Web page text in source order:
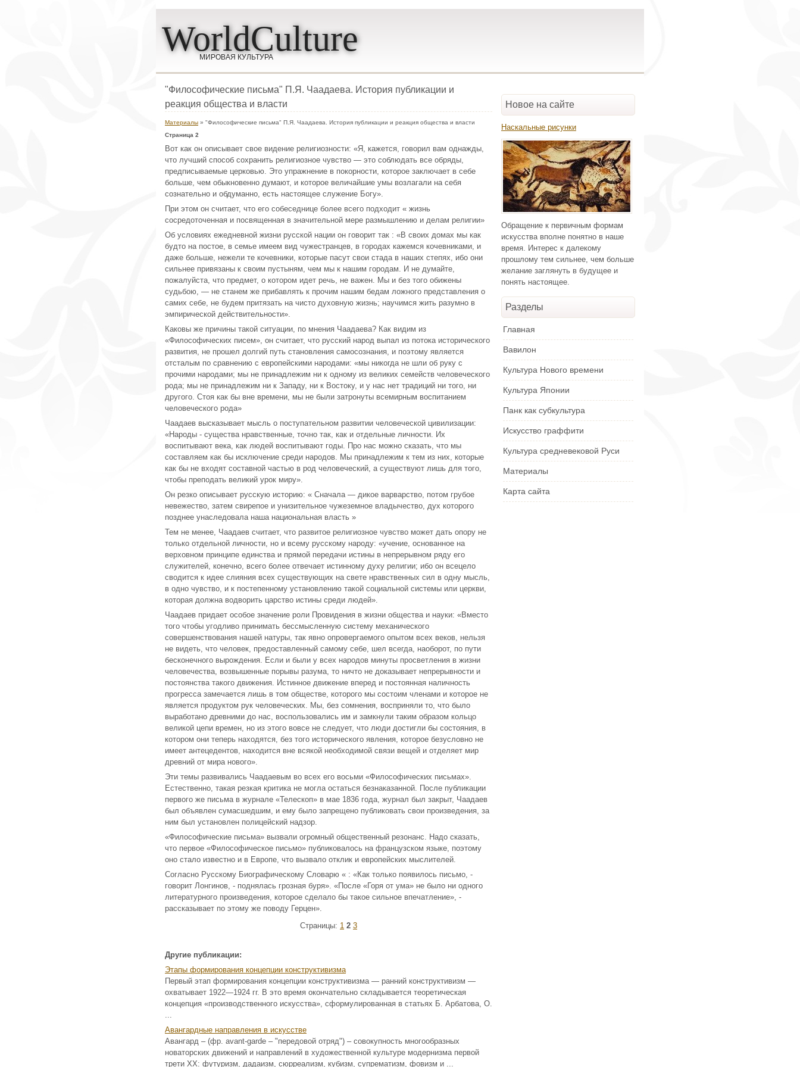
WorldCulture
МИРОВАЯ КУЛЬТУРА
"Философические письма" П.Я. Чаадаева. История публикации и
реакция общества и власти
Материалы » "Философические письма" П.Я. Чаадаева. История публикации и реакция общества и власти
Страница 2
Вот как он описывает свое видение религиозности: «Я, кажется, говорил вам однажды,
что лучший способ сохранить религиозное чувство — это соблюдать все обряды,
предписываемые церковью. Это упражнение в покорности, которое заключает в себе
больше, чем обыкновенно думают, и которое величайшие умы возлагали на себя
сознательно и обдуманно, есть настоящее служение Богу».
При этом он считает, что его собеседнице более всего подходит « жизнь
сосредоточенная и посвященная в значительной мере размышлению и делам религии»
Об условиях ежедневной жизни русской нации он говорит так : «В своих домах мы как
будто на постое, в семье имеем вид чужестранцев, в городах кажемся кочевниками, и
даже больше, нежели те кочевники, которые пасут свои стада в наших степях, ибо они
сильнее привязаны к своим пустыням, чем мы к нашим городам. И не думайте,
пожалуйста, что предмет, о котором идет речь, не важен. Мы и без того обижены
судьбою, — не станем же прибавлять к прочим нашим бедам ложного представления о
самих себе, не будем притязать на чисто духовную жизнь; научимся жить разумно в
эмпирической действительности».
Каковы же причины такой ситуации, по мнения Чаадаева? Как видим из
«Философических писем», он считает, что русский народ выпал из потока исторического
развития, не прошел долгий путь становления самосознания, и поэтому является
отсталым по сравнению с европейскими народами: «мы никогда не шли об руку с
прочими народами; мы не принадлежим ни к одному из великих семейств человеческого
рода; мы не принадлежим ни к Западу, ни к Востоку, и у нас нет традиций ни того, ни
другого. Стоя как бы вне времени, мы не были затронуты всемирным воспитанием
человеческого рода»
Чаадаев высказывает мысль о поступательном развитии человеческой цивилизации:
«Народы - существа нравственные, точно так, как и отдельные личности. Их
воспитывают века, как людей воспитывают годы. Про нас можно сказать, что мы
составляем как бы исключение среди народов. Мы принадлежим к тем из них, которые
как бы не входят составной частью в род человеческий, а существуют лишь для того,
чтобы преподать великий урок миру».
Он резко описывает русскую историю: « Сначала — дикое варварство, потом грубое
невежество, затем свирепое и унизительное чужеземное владычество, дух которого
позднее унаследовала наша национальная власть »
Тем не менее, Чаадаев считает, что развитое религиозное чувство может дать опору не
только отдельной личности, но и всему русскому народу: «учение, основанное на
верховном принципе единства и прямой передачи истины в непрерывном ряду его
служителей, конечно, всего более отвечает истинному духу религии; ибо он всецело
сводится к идее слияния всех существующих на свете нравственных сил в одну мысль,
в одно чувство, и к постепенному установлению такой социальной системы или церкви,
которая должна водворить царство истины среди людей».
Чаадаев придает особое значение роли Провидения в жизни общества и науки: «Вместо
того чтобы угодливо принимать бессмысленную систему механического
совершенствования нашей натуры, так явно опровергаемого опытом всех веков, нельзя
не видеть, что человек, предоставленный самому себе, шел всегда, наоборот, по пути
бесконечного вырождения. Если и были у всех народов минуты просветления в жизни
человечества, возвышенные порывы разума, то ничто не доказывает непрерывности и
постоянства такого движения. Истинное движение вперед и постоянная наличность
прогресса замечается лишь в том обществе, которого мы состоим членами и которое не
является продуктом рук человеческих. Мы, без сомнения, восприняли то, что было
выработано древними до нас, воспользовались им и замкнули таким образом кольцо
великой цепи времен, но из этого вовсе не следует, что люди достигли бы состояния, в
котором они теперь находятся, без того исторического явления, которое безусловно не
имеет антецедентов, находится вне всякой необходимой связи вещей и отделяет мир
древний от мира нового».
Эти темы развивались Чаадаевым во всех его восьми «Философических письмах».
Естественно, такая резкая критика не могла остаться безнаказанной. После публикации
первого же письма в журнале «Телескоп» в мае 1836 года, журнал был закрыт, Чаадаев
был объявлен сумасшедшим, и ему было запрещено публиковать свои произведения, за
ним был установлен полицейский надзор.
«Философические письма» вызвали огромный общественный резонанс. Надо сказать,
что первое «Философическое письмо» публиковалось на французском языке, поэтому
оно стало известно и в Европе, что вызвало отклик и европейских мыслителей.
Согласно Русскому Биографическому Словарю « : «Как только появилось письмо, -
говорит Лонгинов, - поднялась грозная буря». «После «Горя от ума» не было ни одного
литературного произведения, которое сделало бы такое сильное впечатление», -
рассказывает по этому же поводу Герцен».
Страницы: 1 2 3
Другие публикации:
Этапы формирования концепции конструктивизма
Первый этап формирования концепции конструктивизма — ранний конструктивизм —
охватывает 1922—1924 гг. В это время окончательно складывается теоретическая
концепция «производственного искусства», сформулированная в статьях Б. Арбатова, О.
...
Авангардные направления в искусстве
Авангард – (фр. аvant-garde – "передовой отряд") – совокупность многообразных
новаторских движений и направлений в художественной культуре модернизма первой
трети XX: футуризм, дадаизм, сюрреализм, кубизм, супрематизм, фовизм и ...
Новое на сайте
Наскальные рисунки
Обращение к первичным формам
искусства вполне понятно в наше
время. Интерес к далекому
прошлому тем сильнее, чем больше
желание заглянуть в будущее и
понять настоящее.
Разделы
Главная
Вавилон
Культура Нового времени
Культура Японии
Панк как субкультура
Искусство граффити
Культура средневековой Руси
Материалы
Карта сайта